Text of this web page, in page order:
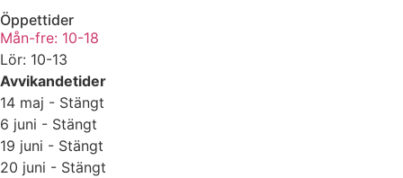
Öppettider
Mån-fre: 10-18
Lör: 10-13
Avvikandetider
14 maj - Stängt
6 juni - Stängt
19 juni - Stängt
20 juni - Stängt